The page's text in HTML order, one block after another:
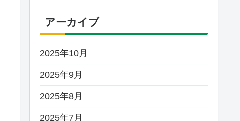
アーカイブ
2025年10月
2025年9月
2025年8月
2025年7月